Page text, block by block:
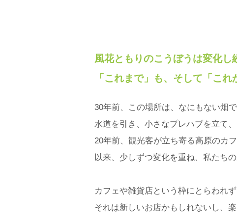
風花ともりのこうぼうは変化し
「これまで」も、そして「これ
30年前、この場所は、なにもない畑で
水道を引き、小さなプレハブを立て
20年前、観光客が立ち寄る高原のカ
以来、少しずつ変化を重ね、私たち
カフェや雑貨店という枠にとらわれ
それは新しいお店かもしれないし、